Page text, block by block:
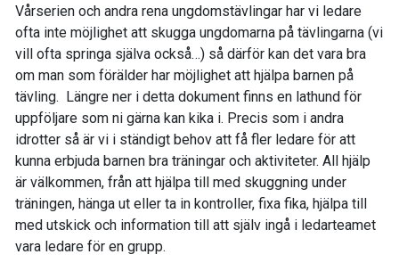
Vårserien och andra rena ungdomstävlingar har vi ledare
ofta inte möjlighet att skugga ungdomarna på tävlingarna (vi
vill ofta springa själva också…) så därför kan det vara bra
om man som förälder har möjlighet att hjälpa barnen på
tävling. Längre ner i detta dokument finns en lathund för
uppföljare som ni gärna kan kika i. Precis som i andra
idrotter så är vi i ständigt behov att få fler ledare för att
kunna erbjuda barnen bra träningar och aktiviteter. All hjälp
är välkommen, från att hjälpa till med skuggning under
träningen, hänga ut eller ta in kontroller, fixa fika, hjälpa till
med utskick och information till att själv ingå i ledarteamet
vara ledare för en grupp.